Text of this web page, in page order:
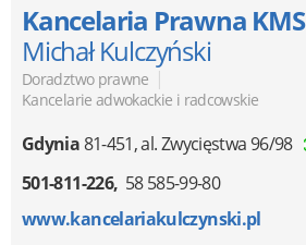
Kancelaria Prawna KMS
Michał Kulczyński
Doradztwo prawne |
Kancelarie adwokackie i radcowskie
Gdynia81-451,al. Zwycięstwa 96/98
501-811-226 58 585-99-80
www.kancelariakulczynski.pl